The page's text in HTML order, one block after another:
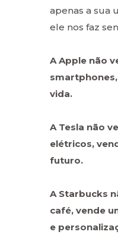
apenas a sua
ele nos faz
A Apple não
vida.
A Tesla não
elétricos,
futuro.
A Starbucks
café, vende
e